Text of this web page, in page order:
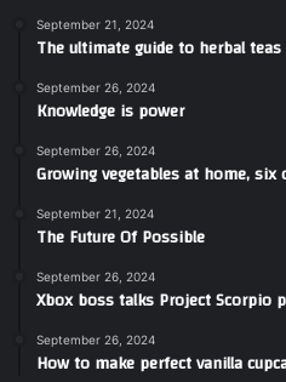
September 21, 2024
The ultimate guide to herbal teas
September 26, 2024
Knowledge is power
September 26, 2024
Growing vegetables at home,
September 21, 2024
The Future Of Possible
September 26, 2024
Xbox boss talks Project Scorpio
September 26, 2024
How to make perfect vanilla